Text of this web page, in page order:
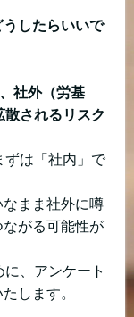
したらいいで
社外（労基
されるリスク
ずは「社内」で
まま社外に噂
がる可能性が
、アンケート
します。